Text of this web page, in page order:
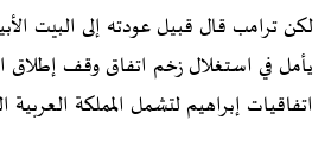
لكن ترامب قال قبيل عودته إلى البيت
يأمل في استغلال زخم اتفاق وقف إطلاق
اتفاقيات إبراهيم لتشمل المملكة العربية